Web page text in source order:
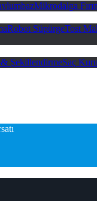
Mikrodalga
Robot SüpürgeTost
& ŞekillendirmeSaç